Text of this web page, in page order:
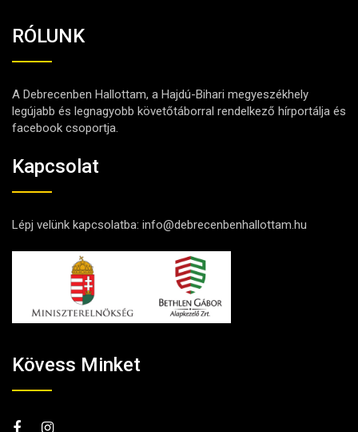
RÓLUNK
A Debrecenben Hallottam, a Hajdú-Bihari megyeszékhely
legújabb és legnagyobb követőtáborral rendelkező hírportálja és
facebook csoportja.
Kapcsolat
Lépj velünk kapcsolatba: info@debrecenbenhallottam.hu
Kövess Minket